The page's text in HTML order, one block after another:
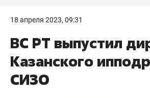
18 апреля 2023, 09:31
ВС РТ выпустил
Казанского
СИЗО